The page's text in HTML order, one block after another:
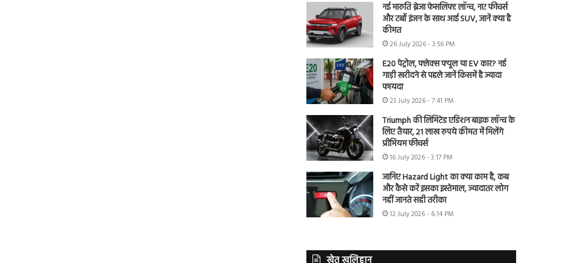
नई मारुति ब्रेजा फेसलिफ्ट लॉन्च, नए फीचर्स
और टर्बो इंजन के साथ आई SUV, जानें क्या है
कीमत
26 July 2026 - 3:56 PM
E20 पेट्रोल, फ्लेक्स फ्यूल या EV कार? नई
गाड़ी खरीदने से पहले जानें किसमें है ज्यादा
फायदा
23 July 2026 - 7:41 PM
Triumph की लिमिटेड एडिशन बाइक लॉन्च के
लिए तैयार, 21 लाख रुपये कीमत में मिलेंगे
प्रीमियम फीचर्स
16 July 2026 - 3:17 PM
जानिए Hazard Light का क्या काम है, कब
और कैसे करें इसका इस्तेमाल, ज्यादातर लोग
नहीं जानते सही तरीका
12 July 2026 - 6:14 PM